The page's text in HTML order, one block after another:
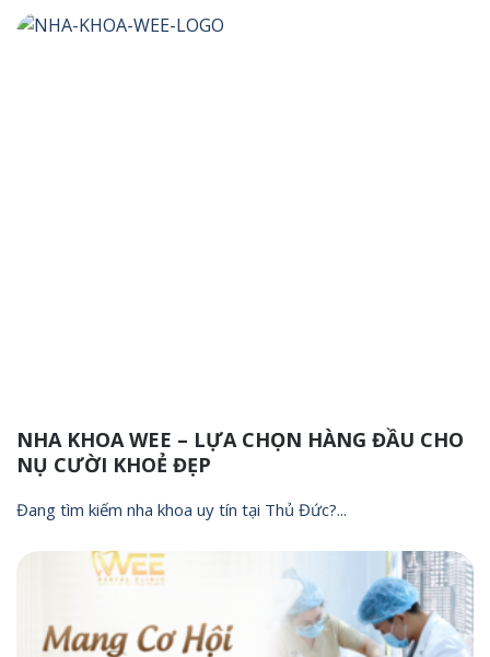
NHA KHOA WEE – LỰA CHỌN HÀNG ĐẦU CHO
NỤ CƯỜI KHOẺ ĐẸP
Đang tìm kiếm nha khoa uy tín tại Thủ Đức?...